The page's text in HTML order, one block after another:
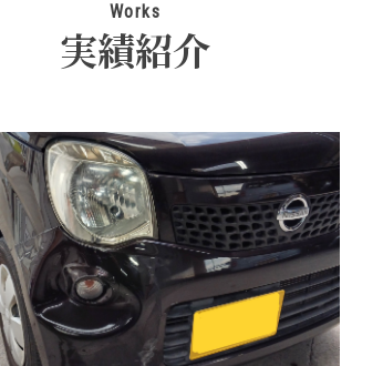
Works
実績紹介